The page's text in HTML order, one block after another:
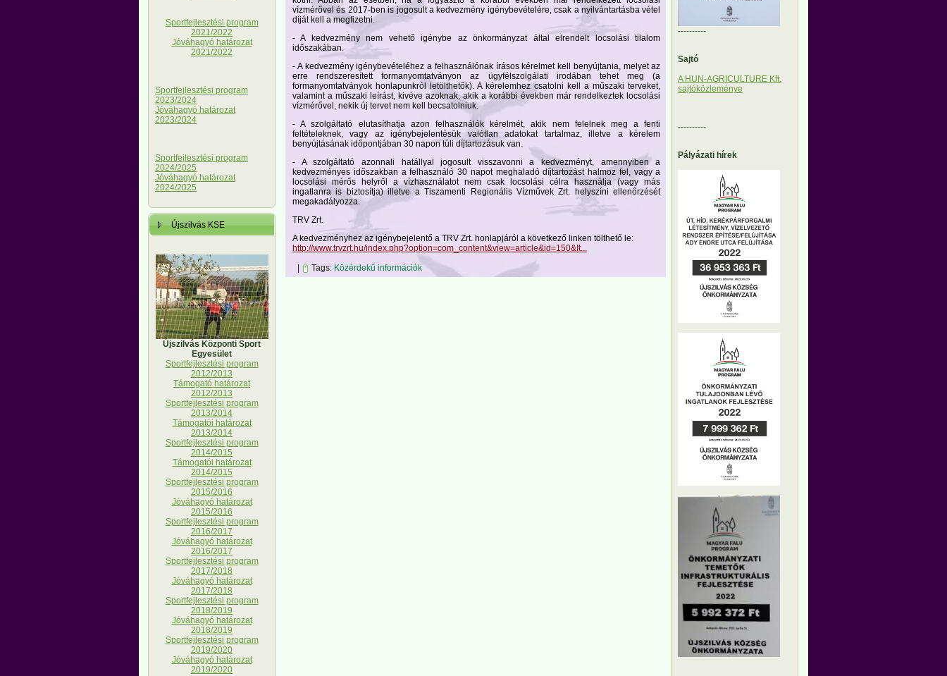
Sportfejlesztési program
2021/2022
Jóváhagyó határozat
2021/2022
Sportfejlesztési program
2023/2024
Jóváhagyó határozat
2023/2024
Sportfejlesztési program
2024/2025
Jóváhagyó határozat
2024/2025
Újszilvás KSE
Újszilvás Központi Sport
Egyesület
Sportfejlesztési program
2012/2013
Támogató határozat
2012/2013
Sportfejlesztési program
2013/2014
Támogatói határozat
2013/2014
Sportfejlesztési program
2014/2015
Támogatói határozat
2014/2015
Sportfejlesztési program
2015/2016
Jóváhagyó határozat
2015/2016
Sportfejlesztési program
2016/2017
Jóváhagyó határozat
2016/2017
Sportfejlesztési program
2017/2018
Jóváhagyó határozat
2017/2018
Sportfejlesztési program
2018/2019
Jóváhagyó határozat
2018/2019
Sportfejlesztési program
2019/2020
Jóváhagyó határozat
2019/2020
vízmérővel és 2017-ben is jogosult a kedvezmény igénybevételére, csak a nyilvántartásba vétel
díját kell a megfizetni.
- A kedvezmény nem vehető igénybe az önkormányzat által elrendelt locsolási tilalom
időszakában.
- A kedvezmény igénybevételéhez a felhasználónak írásos kérelmet kell benyújtania, melyet az
erre rendszeresített formanyomtatványon az ügyfélszolgálati irodában tehet meg (a
formanyomtatványok honlapunkról letölthetők). A kérelemhez csatolni kell a műszaki terveket,
valamint a műszaki leírást, kivéve azoknak, akik a korábbi években már rendelkeztek locsolási
vízmérővel, nekik új tervet nem kell becsatolniuk.
- A szolgáltató elutasíthatja azon felhasználók kérelmét, akik nem felelnek meg a fenti
feltételeknek, vagy az igénybejelentésük valótlan adatokat tartalmaz, illetve a kérelem
benyújtásának időpontjában 30 napon túli díjtartozásuk van.
- A szolgáltató azonnali hatállyal jogosult visszavonni a kedvezményt, amennyiben a
kedvezményes időszakban a felhasználó 30 napot meghaladó díjtartozást halmoz fel, vagy a
locsolási mérős helyről a vízhasználatot nem csak locsolási célra használja (vagy más
ingatlanra is biztosítja) illetve a Tiszamenti Regionális Vízművek Zrt. helyszíni ellenőrzését
megakadályozza.
TRV Zrt.
A kedvezményhez az igénybejelentő a TRV Zrt. honlapjáról a következő linken tölthető le:
http://www.trvzrt.hu/index.php?option=com_content&view=article&id=150&It...
|
Tags: Közérdekű információk
----------
Sajtó
A HUN-AGRICULTURE Kft.
sajtóközleménye
----------
Pályázati hírek